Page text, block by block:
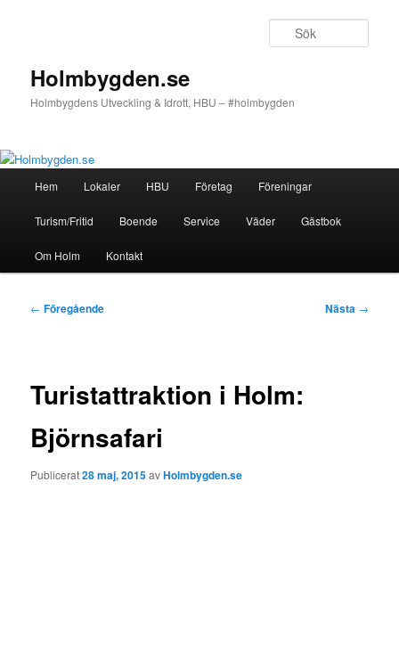
Holmbygden.se
Holmbygdens Utveckling & Idrott, HBU – #holmbygden
Hem Lokaler HBU Företag Föreningar
Turism/Fritid Boende Service Väder Gästbok
Om Holm Kontakt
Inläggsnavigering
← Föregående Nästa →
Turistattraktion i Holm:
Björnsafari
Publicerat28 maj, 2015avHolmbygden.se